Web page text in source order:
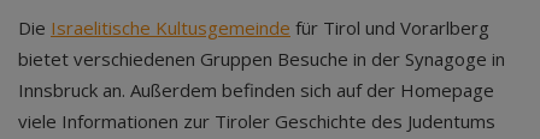
Die Israelitische Kultusgemeinde für Tirol und Vorarlberg
bietet verschiedenen Gruppen Besuche in der Synagoge in
Innsbruck an. Außerdem befinden sich auf der Homepage
viele Informationen zur Tiroler Geschichte des Judentums